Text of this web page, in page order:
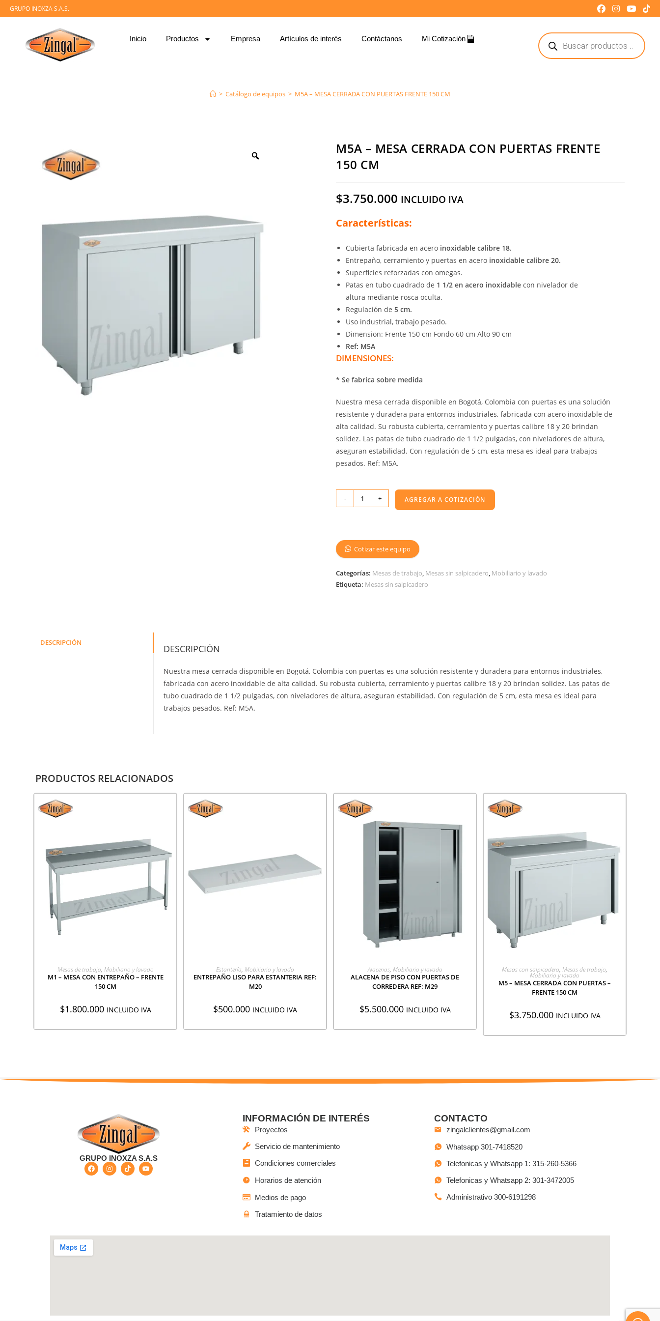
GRUPO INOXZA S.A.S.
Inicio Productos Empresa Artículos de interés Contáctanos Mi Cotización
> Catálogo de equipos > M5A – MESA CERRADA CON PUERTAS FRENTE 150 CM
M5A – MESA CERRADA CON PUERTAS FRENTE
150 CM
$3.750.000 INCLUIDO IVA
Características:
Cubierta fabricada en acero inoxidable calibre 18.
Entrepaño, cerramiento y puertas en acero inoxidable calibre 20.
Superficies reforzadas con omegas.
Patas en tubo cuadrado de 1 1/2 en acero inoxidable con nivelador de
altura mediante rosca oculta.
Regulación de 5 cm.
Uso industrial, trabajo pesado.
Dimension: Frente 150 cm Fondo 60 cm Alto 90 cm
Ref: M5A
DIMENSIONES:
* Se fabrica sobre medida
Nuestra mesa cerrada disponible en Bogotá, Colombia con puertas es una solución
resistente y duradera para entornos industriales, fabricada con acero inoxidable de
alta calidad. Su robusta cubierta, cerramiento y puertas calibre 18 y 20 brindan
solidez. Las patas de tubo cuadrado de 1 1/2 pulgadas, con niveladores de altura,
aseguran estabilidad. Con regulación de 5 cm, esta mesa es ideal para trabajos
pesados. Ref: M5A.
- + AGREGAR A COTIZACIÓN
Cotizar este equipo
Categorías: Mesas de trabajo, Mesas sin salpicadero, Mobiliario y lavado
Etiqueta: Mesas sin salpicadero
DESCRIPCIÓN
DESCRIPCIÓN
Nuestra mesa cerrada disponible en Bogotá, Colombia con puertas es una solución resistente y duradera para entornos industriales,
fabricada con acero inoxidable de alta calidad. Su robusta cubierta, cerramiento y puertas calibre 18 y 20 brindan solidez. Las patas de
tubo cuadrado de 1 1/2 pulgadas, con niveladores de altura, aseguran estabilidad. Con regulación de 5 cm, esta mesa es ideal para
trabajos pesados. Ref: M5A.
PRODUCTOS RELACIONADOS
AGREGAR A COTIZACIÓN
Mesas de trabajo, Mobiliario y lavado
M1 – MESA CON ENTREPAÑO – FRENTE
150 CM
$1.800.000 INCLUIDO IVA
AGREGAR A COTIZACIÓN
Estantería, Mobiliario y lavado
ENTREPAÑO LISO PARA ESTANTERIA REF:
M20
$500.000 INCLUIDO IVA
AGREGAR A COTIZACIÓN
Alacenas, Mobiliario y lavado
ALACENA DE PISO CON PUERTAS DE
CORREDERA REF: M29
$5.500.000 INCLUIDO IVA
AGREGAR A COTIZACIÓN
Mesas con salpicadero, Mesas de trabajo,
Mobiliario y lavado
M5 – MESA CERRADA CON PUERTAS –
FRENTE 150 CM
$3.750.000 INCLUIDO IVA
GRUPO INOXZA S.A.S
INFORMACIÓN DE INTERÉS
Proyectos
Servicio de mantenimiento
Condiciones comerciales
Horarios de atención
Medios de pago
Tratamiento de datos
CONTACTO
zingalclientes@gmail.com
Whatsapp 301-7418520
Telefonicas y Whatsapp 1: 315-260-5366
Telefonicas y Whatsapp 2: 301-3472005
Administrativo 300-6191298